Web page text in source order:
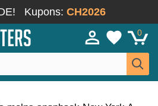
Kupons: CH2026
0